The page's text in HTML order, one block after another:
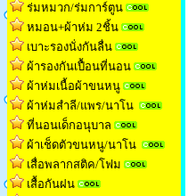
ร่มหมวก/ร่มการ์ตูน
หมอน+ผ้าห่ม 2ชิ้น
เบาะรองนั่งกันลื่น
ผ้ารองกันเปื้อนที่นอน
ผ้าห่มเนื้อผ้าขนหน
ผ้าห่มสำลี/แพร/นาโน
ที่นอนเด็กอนุบาล
ผ้าเช็ดตัวขนหนู/นาโน
เสื่อพลากสติค/โฟม
เสื้อกันฝน